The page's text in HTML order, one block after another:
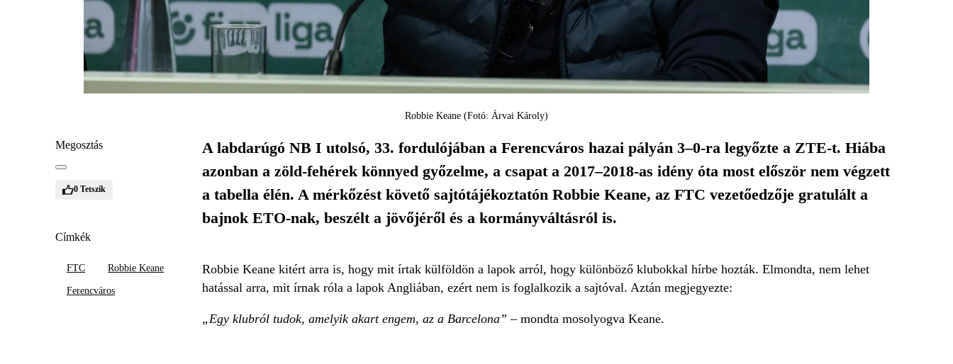
Robbie Keane (Fotó: Árvai Károly)
Megosztás
0 Tetszik
Címkék
FTC Robbie Keane
Ferencváros
A labdarúgó NB I utolsó, 33. fordulójában a Ferencváros hazai pályán 3–0-ra legyőzte a ZTE-t. Hiába
azonban a zöld-fehérek könnyed győzelme, a csapat a 2017–2018-as idény óta most először nem végzett
a tabella élén. A mérkőzést követő sajtótájékoztatón Robbie Keane, az FTC vezetőedzője gratulált a
bajnok ETO-nak, beszélt a jövőjéről és a kormányváltásról is.
Robbie Keane kitért arra is, hogy mit írtak külföldön a lapok arról, hogy különböző klubokkal hírbe hozták. Elmondta, nem lehet
hatással arra, mit írnak róla a lapok Angliában, ezért nem is foglalkozik a sajtóval. Aztán megjegyezte:
„Egy klubról tudok, amelyik akart engem, az a Barcelona” –mondta mosolyogva Keane.